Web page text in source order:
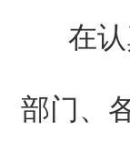
在
部门、